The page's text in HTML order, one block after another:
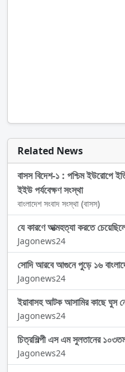
Related News
বাসস বিদেশ-১ : পশ্চিম ইউরোপে
ইইউ পর্যবেক্ষণ সংস্থা
বাংলাদেশ সংবাদ সংস্থা (বাসস)
যে কারণে আত্মহত্যা করতে
Jagonews24
সোদি আরবে আগুনে পুড়ে ১৬
Jagonews24
ইয়াবাসহ আটক আসামির কাছে
Jagonews24
চিত্রশিল্পী এস এম সুলতানের
Jagonews24